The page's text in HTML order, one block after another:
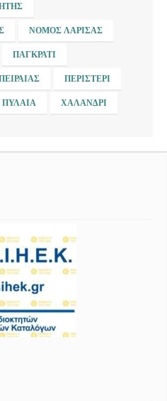
ΝΟΜΌΣ ΛΆΡΙΣΑΣ
ΠΑΓΚΡΆΤΙ
ΠΕΡΙΣΤΈΡΙ
ΠΥΛΑΊΑ ΧΑΛΆΝΔΡΙ